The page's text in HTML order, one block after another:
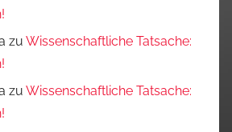
zu Wissenschaftliche Tatsache:
zu Wissenschaftliche Tatsache: